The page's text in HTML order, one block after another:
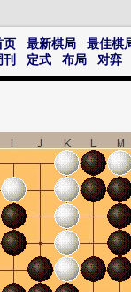
页 最新棋局
最佳棋
刊
定式 布局 对弈